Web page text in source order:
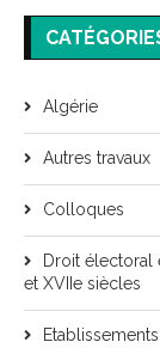
Algérie
Autres travaux
Colloques
Droit électoral
et XVIIe siècles